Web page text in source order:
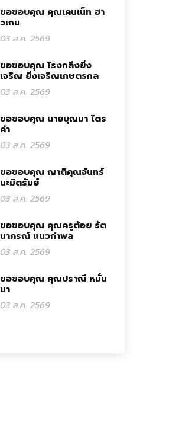
ขอขอบคุณ คุณเคนเน็ท ฮา
วเกน
03 ส.ค. 2569
ขอขอบคุณ โรงกลึงยิ่ง
เจริญ ยิ่งเจริญเกษตรกล
03 ส.ค. 2569
ขอขอบคุณ นายบุญมา ไตร
คำ
03 ส.ค. 2569
ขอขอบคุณ ญาติคุณจันทร์
นะมิตรัมย์
03 ส.ค. 2569
ขอขอบคุณ คุณครูต้อย รัต
นาภรณ์ แนวกำพล
03 ส.ค. 2569
ขอขอบคุณ คุณปราณี หมั่น
มา
03 ส.ค. 2569